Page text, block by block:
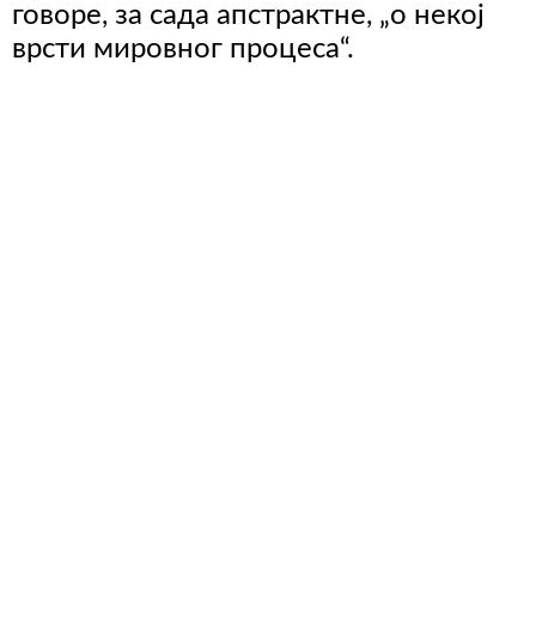
говоре, за сада апстрактне, „о некој
врсти мировног процеса“.